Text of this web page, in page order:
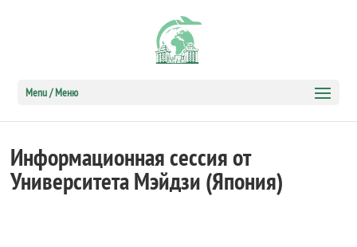
Menu / Меню
Информационная сессия от
Университета Мэйдзи (Япония)